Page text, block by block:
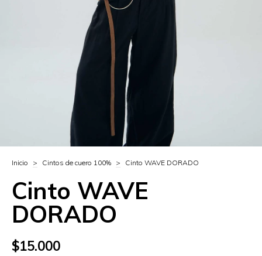
Inicio > Cintos de cuero 100% > Cinto WAVE DORADO
Cinto WAVE
DORADO
$15.000